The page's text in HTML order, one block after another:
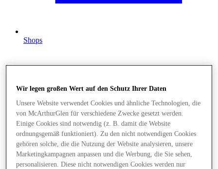
Shops
Wir legen großen Wert auf den Schutz Ihrer Daten
Unsere Website verwendet Cookies und ähnliche Technologien, die
von McArthurGlen für verschiedene Zwecke gesetzt werden.
Einige Cookies sind notwendig (z. B. damit die Website
ordnungsgemäß funktioniert). Zu den nicht notwendigen Cookies
gehören solche, die die Nutzung der Website analysieren, unsere
Marketingkampagnen anpassen und die Werbung, die Sie sehen,
personalisieren. Diese nicht notwendigen Cookies werden nur